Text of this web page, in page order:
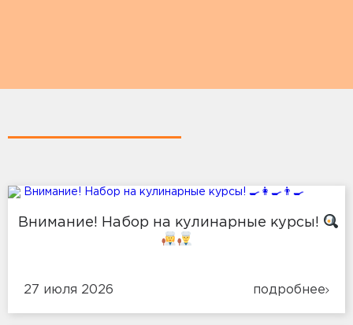
Внимание! Набор на кулинарные курсы!
27 июля 2026 подробнее